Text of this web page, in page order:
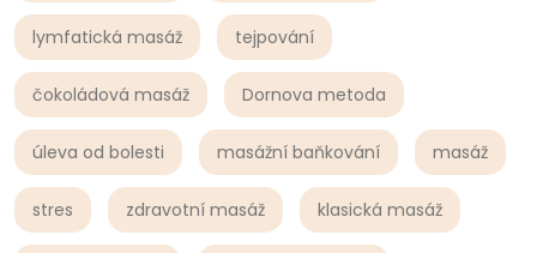
lymfatická masáž tejpování
čokoládová masáž Dornova metoda
úleva od bolesti masážní baňkování masáž
stres zdravotní masáž klasická masáž